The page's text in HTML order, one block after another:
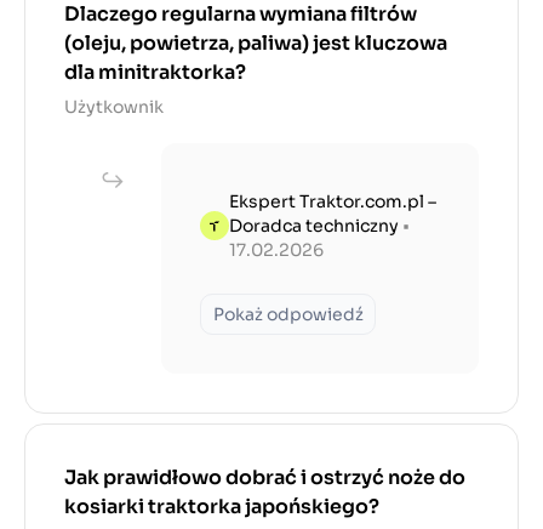
Dlaczego regularna wymiana filtrów
(oleju, powietrza, paliwa) jest kluczowa
dla minitraktorka?
Użytkownik
Ekspert Traktor.com.pl –
Doradca techniczny •
17.02.2026
Pokaż odpowiedź
Jak prawidłowo dobrać i ostrzyć noże do
kosiarki traktorka japońskiego?